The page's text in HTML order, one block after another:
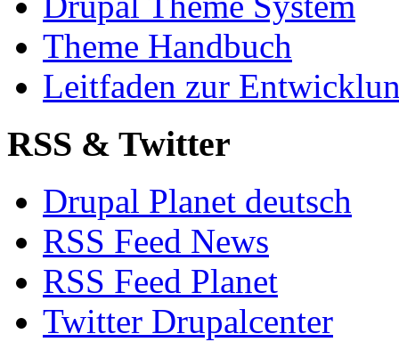
Theme Handbuch
Leitfaden zur
RSS & Twitter
Drupal Planet deutsch
RSS Feed News
RSS Feed Planet
Twitter Drupalcenter